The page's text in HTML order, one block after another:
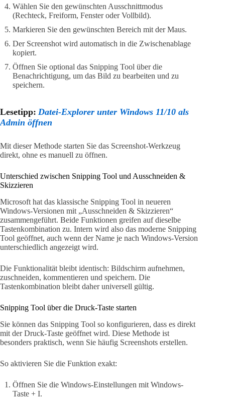
Wählen Sie den gewünschten Ausschnittmodus
(Rechteck, Freiform, Fenster oder Vollbild).
Markieren Sie den gewünschten Bereich mit der Maus.
Der Screenshot wird automatisch in die Zwischenablage
kopiert.
Öffnen Sie optional das Snipping Tool über die
Benachrichtigung, um das Bild zu bearbeiten und zu
speichern.
Lesetipp: Datei-Explorer unter Windows 11/10 als
Admin öffnen
Mit dieser Methode starten Sie das Screenshot-Werkzeug
direkt, ohne es manuell zu öffnen.
Unterschied zwischen Snipping Tool und Ausschneiden &
Skizzieren
Microsoft hat das klassische Snipping Tool in neueren
Windows-Versionen mit „Ausschneiden & Skizzieren“
zusammengeführt. Beide Funktionen greifen auf dieselbe
Tastenkombination zu. Intern wird also das moderne Snipping
Tool geöffnet, auch wenn der Name je nach Windows-Version
unterschiedlich angezeigt wird.
Die Funktionalität bleibt identisch: Bildschirm aufnehmen,
zuschneiden, kommentieren und speichern. Die
Tastenkombination bleibt daher universell gültig.
Snipping Tool über die Druck-Taste starten
Sie können das Snipping Tool so konfigurieren, dass es direkt
mit der Druck-Taste geöffnet wird. Diese Methode ist
besonders praktisch, wenn Sie häufig Screenshots erstellen.
So aktivieren Sie die Funktion exakt:
Öffnen Sie die Windows-Einstellungen mit Windows-
Taste + I.